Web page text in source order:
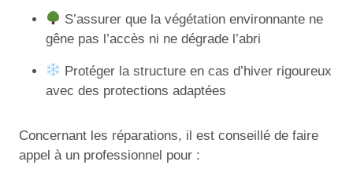
S’assurer que la végétation environnante ne
gêne pas l’accès ni ne dégrade l’abri
Protéger la structure en cas d’hiver rigoureux
avec des protections adaptées
Concernant les réparations, il est conseillé de faire
appel à un professionnel pour :